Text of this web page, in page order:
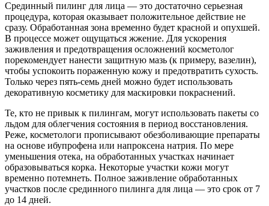
Срединный пилинг для лица — это достаточно серьезная
процедура, которая оказывает положительное действие не
сразу. Обработанная зона временно будет красной и опухшей.
В процессе может ощущаться жжение. Для ускорения
заживления и предотвращения осложнений косметолог
порекомендует нанести защитную мазь (к примеру, вазелин),
чтобы успокоить пораженную кожу и предотвратить сухость.
Только через пять-семь дней можно будет использовать
декоративную косметику для маскировки покраснений.
Те, кто не привык к пилингам, могут использовать пакеты со
льдом для облегчения состояния в период восстановления.
Реже, косметологи прописывают обезболивающие препараты
на основе ибупрофена или напроксена натрия. По мере
уменьшения отека, на обработанных участках начинает
образовываться корка. Некоторые участки кожи могут
временно потемнеть. Полное заживление обработанных
участков после срединного пилинга для лица — это срок от 7
до 14 дней.